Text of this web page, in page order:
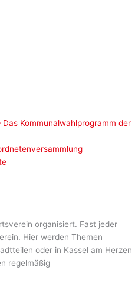
Kommunalwahlprogramm der
organisiert. Fast jeder
Hier werden Themen
oder in Kassel am Herzen
regelmäßig